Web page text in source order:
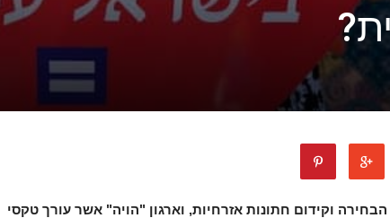
וקידום חתונות אזרחיות, וארגון "הויה" אשר עורך טקסי